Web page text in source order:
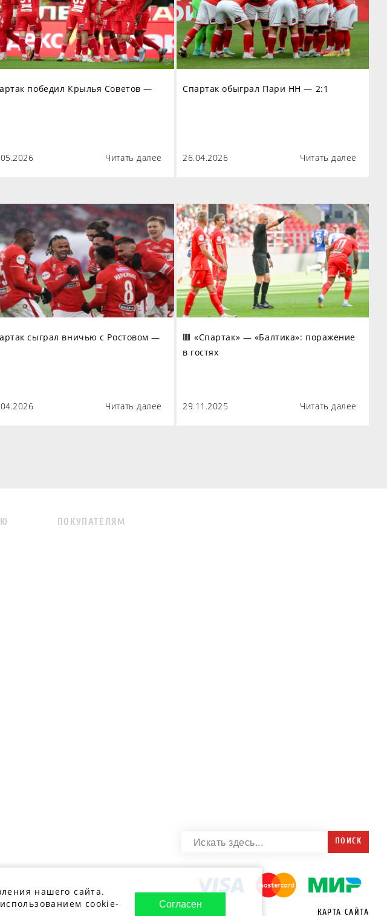
нашего сайта.
cookie-
Согласен
победил Крылья Советов —
Читать далее
Спартак обыграл Пари НН — 2:1
26.04.2026 Читать далее
сыграл вничью с Ростовом —
Читать далее
🟥 «Спартак» — «Балтика»: поражение
в гостях
29.11.2025 Читать далее
ПОКУПАТЕЛЯМ
ПОИСК
КАРТА САЙТА